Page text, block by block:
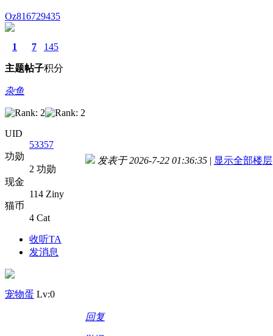
Oz816729435
1
主题
7
帖子
145
积分
杂鱼
UID
53357
功勋
2 功勋
现金
114 Ziny
猫币
4 Cat
收听TA
发消息
宠物蛋 Lv:0
发表于 2026-7-22 01:36:35 | 显示全部楼层
回复